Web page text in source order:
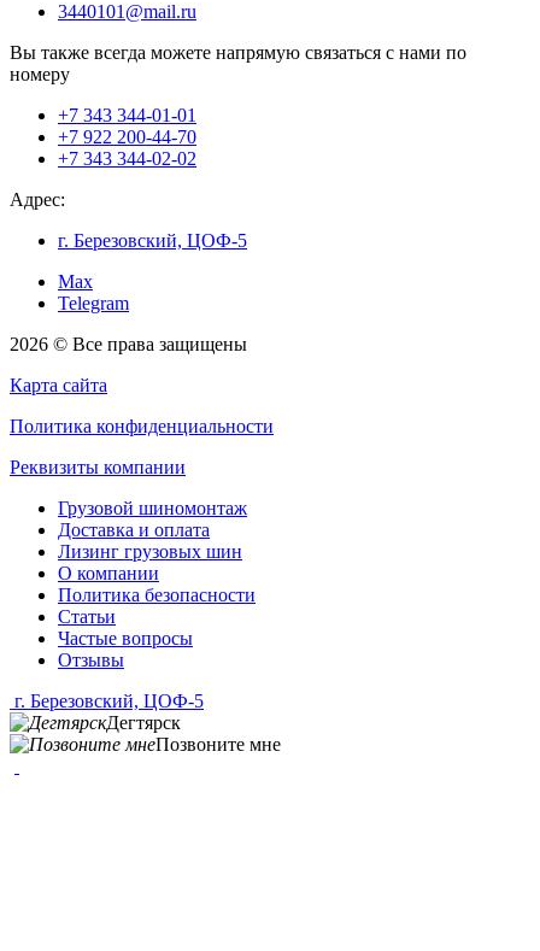
3440101@mail.ru
Вы также всегда можете напрямую связаться с нами по
номеру
+7 343 344-01-01
+7 922 200-44-70
+7 343 344-02-02
Адрес:
г. Березовский, ЦОФ-5
Max
Telegram
2026 © Все права защищены
Карта сайта
Политика конфиденциальности
Реквизиты компании
Грузовой шиномонтаж
Доставка и оплата
Лизинг грузовых шин
О компании
Политика безопасности
Статьи
Частые вопросы
Отзывы
г. Березовский, ЦОФ-5
Дегтярск
Позвоните мне